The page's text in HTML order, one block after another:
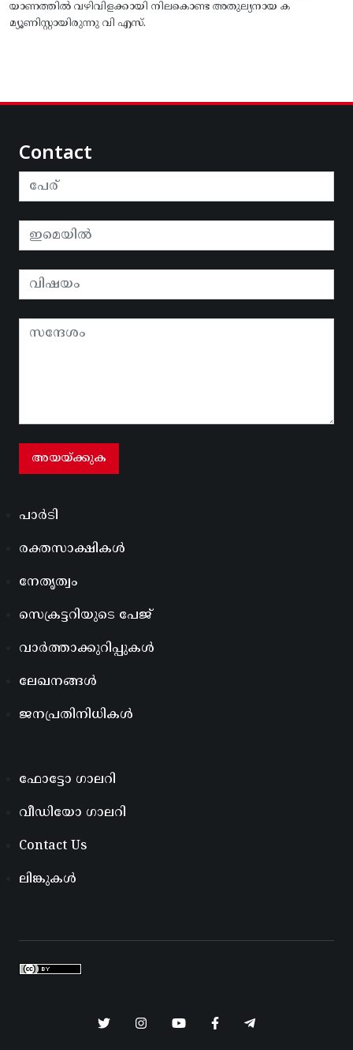
യാണത്തിൽ വഴിവിളക്കായി നിലകൊണ്ട അതുല്യനായ ക
മ്യൂണിസ്റ്റായിരുന്നു വി എസ്.
Contact
പാർടി
രക്തസാക്ഷികൾ
നേതൃത്വം
സെക്രട്ടറിയുടെ പേജ്
വാർത്താക്കുറിപ്പുകൾ
ലേഖനങ്ങൾ
ജനപ്രതിനിധികൾ
ഫോട്ടോ ഗാലറി
വീഡിയോ ഗാലറി
Contact Us
ലിങ്കുകൾ